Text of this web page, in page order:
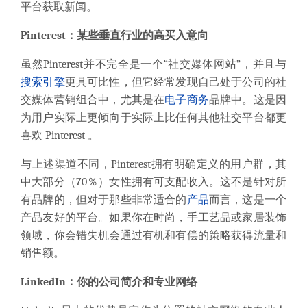
平台获取新闻。
Pinterest：某些垂直行业的高买入意向
虽然Pinterest并不完全是一个“社交媒体网站”，并且与
搜索引擎更具可比性，但它经常发现自己处于公司的社
交媒体营销组合中，尤其是在电子商务品牌中。这是因
为用户实际上更倾向于实际上比任何其他社交平台都更
喜欢 Pinterest 。
与上述渠道不同，Pinterest拥有明确定义的用户群，其
中大部分（70％）女性拥有可支配收入。这不是针对所
有品牌的，但对于那些非常适合的产品而言，这是一个
产品友好的平台。如果你在时尚，手工艺品或家居装饰
领域，你会错失机会通过有机和有偿的策略获得流量和
销售额。
LinkedIn：你的公司简介和专业网络